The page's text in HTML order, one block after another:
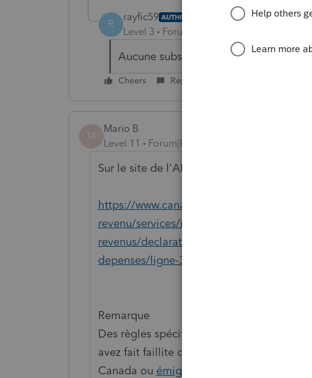
R
rayfic59 AUTHOR
Level 3 Forum|Forum|6 years ago
Aucune substitution ou entrée directe
Cheers Reply
M
Mario B
Level 11
Forum|Forum|6 years ago
Sur le site de l'ARC, on mentionne ceci
https://www.canada.ca/fr/agence-
revenu/services/impot/particuliers/sujets/
revenus/declaration-revenus/remplir-
depenses/ligne-303-montant-epoux-
Remarque
Des règles spécifiques s'appliquent aux
avez fait faillite durant l'année
Canada ou émigré